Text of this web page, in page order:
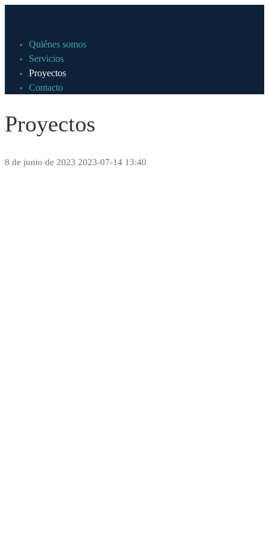
Quiénes somos
Servicios
Proyectos
Contacto
Proyectos
8 de junio de 2023 2023-07-14 13:40